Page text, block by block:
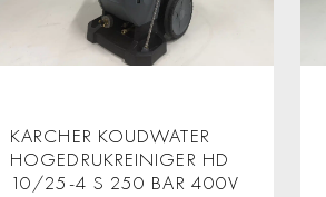
KARCHER KOUDWATER
HOGEDRUKREINIGER HD
10/25-4 S 250 BAR 400V